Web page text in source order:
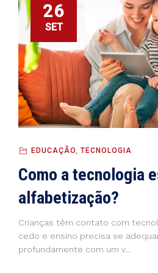
26
SET
EDUCAÇÃO, TECNOLOGIA
Como a tecnologia
alfabetização?
Crianças têm contato com
cedo e ensino precisa se
profundamente com um v...